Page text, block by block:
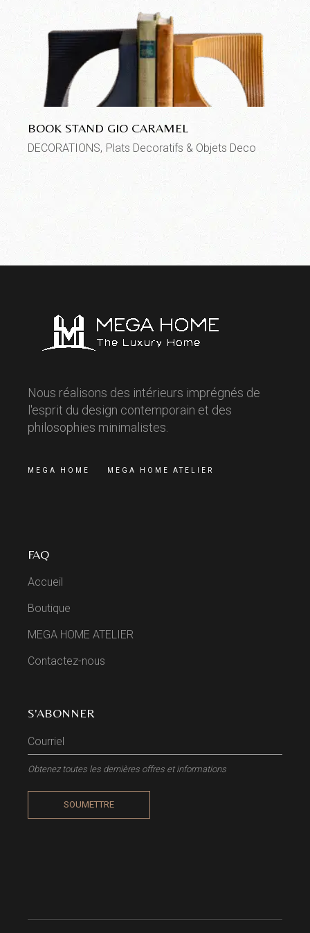
BOOK STAND GIO CARAMEL
DECORATIONS Plats Decoratifs & Objets Deco
Nous réalisons des intérieurs imprégnés de
l'esprit du design contemporain et des
philosophies minimalistes.
MEGA HOME MEGA HOME ATELIER
FAQ
Accueil
Boutique
MEGA HOME ATELIER
Contactez-nous
S'ABONNER
Obtenez toutes les dernières offres et informations
SOUMETTRE